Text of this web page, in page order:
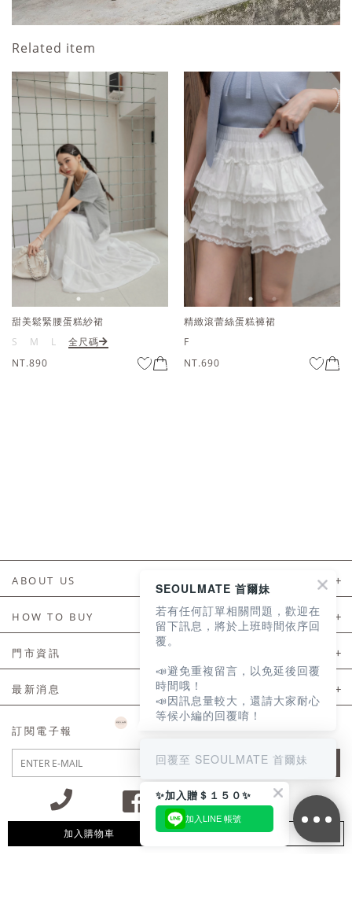
Related item
甜美鬆緊腰蛋糕紗裙
S
M L
全尺碼
NT.890
精緻滾蕾絲蛋糕褲裙
F
NT.690
加入購物車 追蹤清單
ABOUT US
HOW TO BUY
如何購買
會員常見問題
訂單常見問題
商品售後服務
電子發票
國外會員服務
門市資訊
門市資訊
最新消息
LINE官方會員活動
訂閱電子報
JOIN
09:30~12:00 13:00~18:30 / Mon - Fri(例假日除外)
SEOULMATE 首爾妹
若有任何訂單相關問題，歡迎在
留下訊息，將於上班時間依序回
覆。
📣避免重複留言，以免延後回覆
時間哦！
📣因訊息量較大，還請大家耐心
等候小編的回覆唷！
回覆至 SEOULMATE 首爾妹
✨加入贈＄１５０✨
加入LINE 帳號